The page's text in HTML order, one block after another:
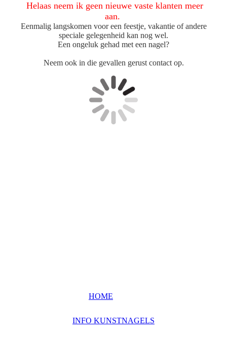
Helaas neem ik geen nieuwe vaste klanten meer
aan.
Eenmalig langskomen voor een feestje, vakantie of andere
speciale gelegenheid kan nog wel.
Een ongeluk gehad met een nagel?
Neem ook in die gevallen gerust contact op.
HOME
INFO KUNSTNAGELS